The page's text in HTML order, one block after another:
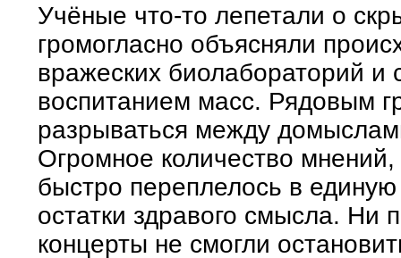
Учёные что-то лепетали о
громогласно объясняли
вражеских биолабораторий и
воспитанием масс. Рядовым
разрываться между
Огромное количество мнений,
быстро переплелось в
остатки здравого смысла. Ни
концерты не смогли